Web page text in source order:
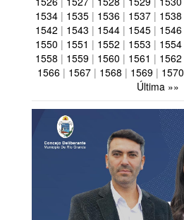
1534 | 1535 | 1536 | 1537 | 1538
1542 | 1543 | 1544 | 1545 | 1546
1550 | 1551 | 1552 | 1553 | 1554
1558 | 1559 | 1560 | 1561 | 1562
1566| 1567| 1568 | 1569| 1570
Última »»